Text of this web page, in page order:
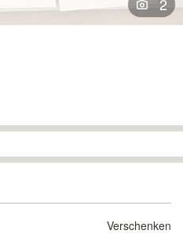
Verschenken